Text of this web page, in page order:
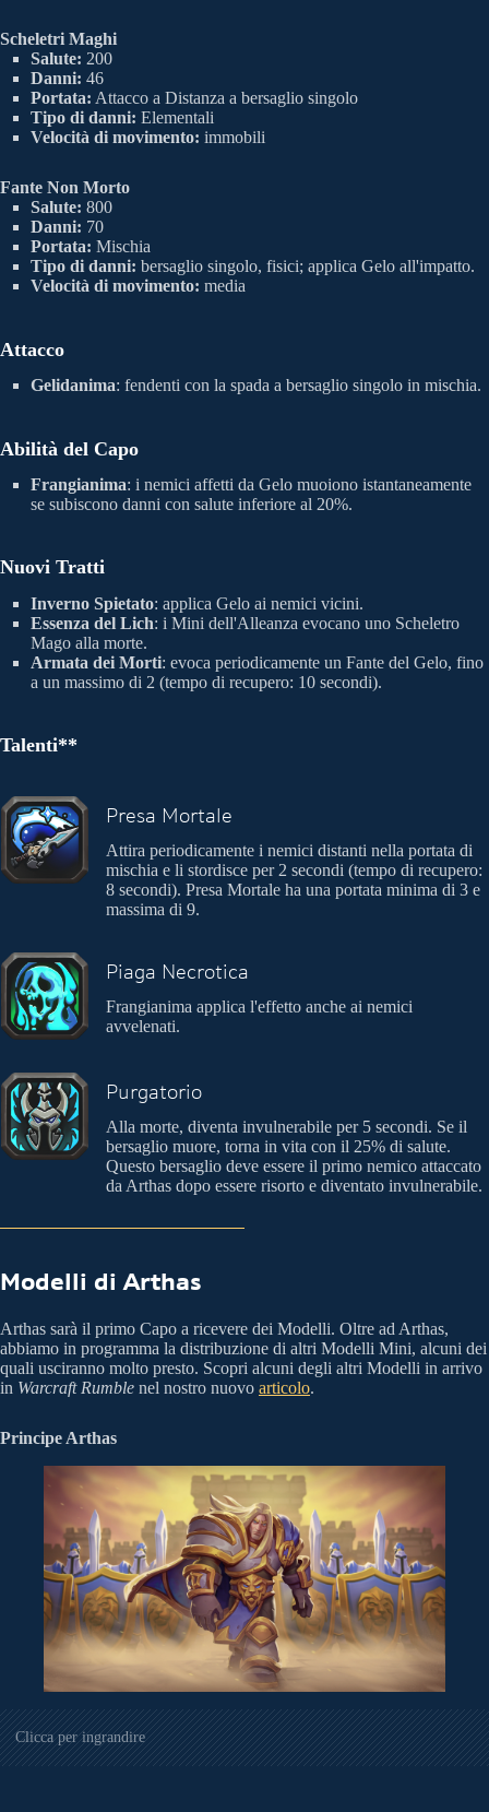
Scheletri Maghi
Salute: 200
Danni: 46
Portata: Attacco a Distanza a bersaglio singolo
Tipo di danni: Elementali
Velocità di movimento: immobili
Fante Non Morto
Salute: 800
Danni: 70
Portata: Mischia
Tipo di danni: bersaglio singolo, fisici; applica Gelo all'impatto.
Velocità di movimento: media
Attacco
Gelidanima: fendenti con la spada a bersaglio singolo in mischia.
Abilità del Capo
Frangianima: i nemici affetti da Gelo muoiono istantaneamente
se subiscono danni con salute inferiore al 20%.
Nuovi Tratti
Inverno Spietato: applica Gelo ai nemici vicini.
Essenza del Lich: i Mini dell'Alleanza evocano uno Scheletro
Mago alla morte.
Armata dei Morti: evoca periodicamente un Fante del Gelo, fino
a un massimo di 2 (tempo di recupero: 10 secondi).
Talenti**
Presa Mortale
Attira periodicamente i nemici distanti nella portata di
mischia e li stordisce per 2 secondi (tempo di recupero:
8 secondi). Presa Mortale ha una portata minima di 3 e
massima di 9.
Piaga Necrotica
Frangianima applica l'effetto anche ai nemici
avvelenati.
Purgatorio
Alla morte, diventa invulnerabile per 5 secondi. Se il
bersaglio muore, torna in vita con il 25% di salute.
Questo bersaglio deve essere il primo nemico attaccato
da Arthas dopo essere risorto e diventato invulnerabile.
Modelli di Arthas
Arthas sarà il primo Capo a ricevere dei Modelli. Oltre ad Arthas,
abbiamo in programma la distribuzione di altri Modelli Mini, alcuni dei
quali usciranno molto presto. Scopri alcuni degli altri Modelli in arrivo
in Warcraft Rumble nel nostro nuovo articolo.
Principe Arthas
Clicca per ingrandire